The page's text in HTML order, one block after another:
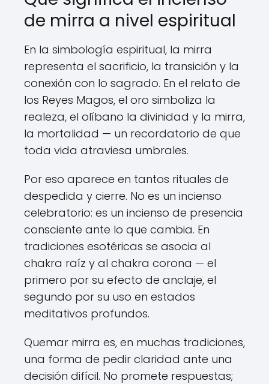
de mirra a nivel espiritual
En la simbología espiritual, la mirra
representa el sacrificio, la transición y la
conexión con lo sagrado. En el relato de
los Reyes Magos, el oro simboliza la
realeza, el olíbano la divinidad y la mirra,
la mortalidad — un recordatorio de que
toda vida atraviesa umbrales.
Por eso aparece en tantos rituales de
despedida y cierre. No es un incienso
celebratorio: es un incienso de presencia
consciente ante lo que cambia. En
tradiciones esotéricas se asocia al
chakra raíz y al chakra corona — el
primero por su efecto de anclaje, el
segundo por su uso en estados
meditativos profundos.
Quemar mirra es, en muchas tradiciones,
una forma de pedir claridad ante una
decisión difícil. No promete respuestas;